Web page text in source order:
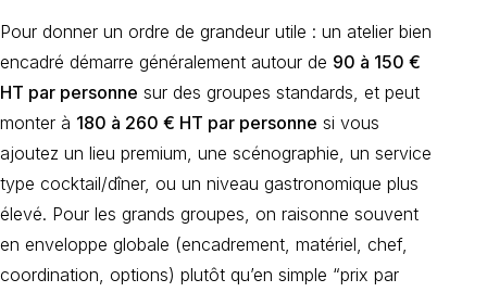
Pour donner un ordre de grandeur utile : un atelier bien
encadré démarre généralement autour de 90 à 150 €
HT par personne sur des groupes standards, et peut
monter à 180 à 260 € HT par personne si vous
ajoutez un lieu premium, une scénographie, un service
type cocktail/dîner, ou un niveau gastronomique plus
élevé. Pour les grands groupes, on raisonne souvent
en enveloppe globale (encadrement, matériel, chef,
coordination, options) plutôt qu’en simple “prix par